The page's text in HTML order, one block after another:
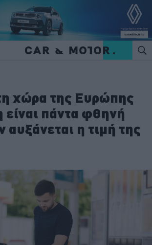
χώρα της Ευρώπης
είναι πάντα φθηνή
αυξάνεται η τιμή της